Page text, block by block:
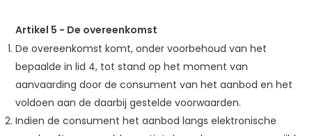
Artikel 5 - De overeenkomst
De overeenkomst komt, onder voorbehoud van het
bepaalde in lid 4, tot stand op het moment van
aanvaarding door de consument van het aanbod en het
voldoen aan de daarbij gestelde voorwaarden.
Indien de consument het aanbod langs elektronische